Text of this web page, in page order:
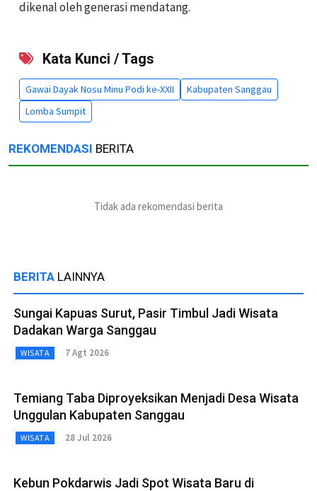
dikenal oleh generasi mendatang.
Kata Kunci / Tags
Gawai Dayak Nosu Minu Podi ke-XXII
Kabupaten Sanggau
Lomba Sumpit
REKOMENDASI BERITA
Tidak ada rekomendasi berita
BERITA LAINNYA
Sungai Kapuas Surut, Pasir Timbul Jadi Wisata
Dadakan Warga Sanggau
WISATA 7 Agt 2026
Temiang Taba Diproyeksikan Menjadi Desa Wisata
Unggulan Kabupaten Sanggau
WISATA 28 Jul 2026
Kebun Pokdarwis Jadi Spot Wisata Baru di